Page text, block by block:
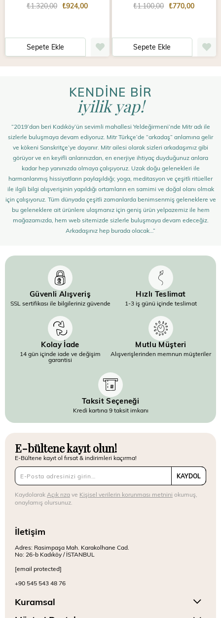
₺924,00
₺1.320,00
Sepete Ekle
₺770,00
₺1.100,00
Sepete Ekle
KENDİNE BİR
iyilik yap!
“2019’dan beri Kadıköy’ün sevimli mahallesi Yeldeğirmeni’nde Mitr adı ile
sizlerle buluşmaya devam ediyoruz. Mitr Türkçe’de “arkadaş” anlamına gelir
ve kökeni Sanskritçe’ye dayanır. Mitr ailesi olarak sizleri arkadaşımız gibi
görüyor ve en keyifli anlarınızdan, en enerjiye ihtiyaç duyduğunuz anlara
kadar hep yanınızda olmaya çalışıyoruz. Uzak doğu gelenekleri ile
harmanlanmış hissiyatların paylaşıldığı; yoga, meditasyon ve çeşitli ritüeller
ile ilgili bilgi alışverişinin yapıldığı ortamların en samimi ve doğal olanı olmak
için çalışıyoruz. Tüm dünyada çeşitli zamanlarda benimsenmiş geleneklere ve
bu geleneklere ait ürünlere ulaşmanız için geniş ürün yelpazemiz ile hem
mağazamızda, hem web sitemizde sizlerle buluşmaya devam edeceğiz.
Arkadaşınız hep burada olacak…”
Güvenli Alışveriş
SSL sertifikası ile bilgileriniz güvende
Hızlı Teslimat
1-3 iş günü içinde teslimat
Kolay İade
14 gün içinde iade ve değişim
garantisi
Mutlu Müşteri
Alışverişlerinden memnun müşteriler
Taksit Seçeneği
Kredi kartına 9 taksit imkanı
E-bültene kayıt olun!
E-Bültene kayıt ol fırsat & indirimleri kaçırma!
KAYDOL
Kaydolarak Açık rızave Kişisel verilerin korunması metnini okumuş,
onaylamış olursunuz.
İletişim
Adres: Rasimpaşa Mah. Karakolhane Cad.
No: 26-b Kadıköy / İSTANBUL
[email protected]
+90 545 543 48 76
Kuramsal